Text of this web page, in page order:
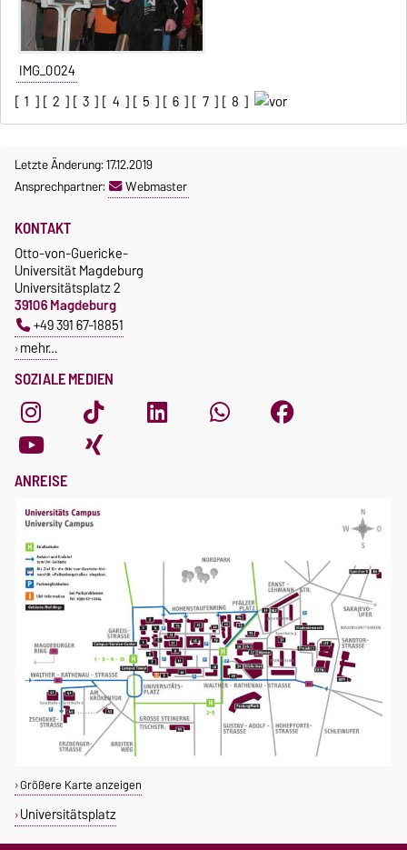
IMG_0024
[ 1 ] [ 2 ] [ 3 ] [ 4 ] [ 5 ] [ 6 ] [ 7 ] [ 8 ]
Letzte Änderung: 17.12.2019
Ansprechpartner:
Webmaster
SOZIALE MEDIEN
KONTAKT
Otto-von-Guericke-
Universität Magdeburg
Universitätsplatz 2
39106 Magdeburg
+49 391 67-18851
mehr…
ANREISE
Größere Karte anzeigen
Universitätsplatz